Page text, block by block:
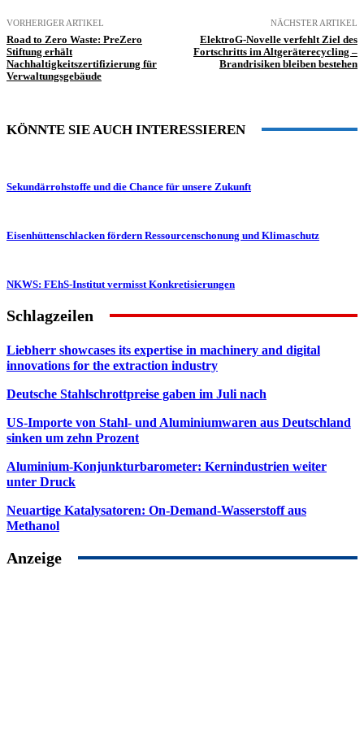
VORHERIGER ARTIKEL
Road to Zero Waste: PreZero
Stiftung erhält
Nachhaltigkeitszertifizierung für
Verwaltungsgebäude
NÄCHSTER ARTIKEL
ElektroG-Novelle verfehlt Ziel des
Fortschritts im Altgeräterecycling –
Brandrisiken bleiben bestehen
KÖNNTE SIE AUCH INTERESSIEREN
Sekundärrohstoffe und die Chance für unsere Zukunft
Eisenhüttenschlacken fördern Ressourcenschonung und Klimaschutz
NKWS: FEhS-Institut vermisst Konkretisierungen
Schlagzeilen
Liebherr showcases its expertise in machinery and digital
innovations for the extraction industry
Deutsche Stahlschrottpreise gaben im Juli nach
US-Importe von Stahl- und Aluminiumwaren aus Deutschland
sinken um zehn Prozent
Aluminium-Konjunkturbarometer: Kernindustrien weiter
unter Druck
Neuartige Katalysatoren: On-Demand-Wasserstoff aus
Methanol
Anzeige